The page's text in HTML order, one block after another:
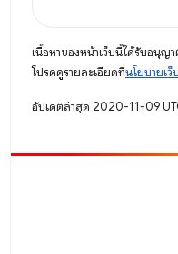
เนื้อหาของหน้าเว็บนี้ได้รับอนุญ
โปรดดูรายละเอียดที่นโยบายเ
อัปเดตล่าสุด 2020-11-09